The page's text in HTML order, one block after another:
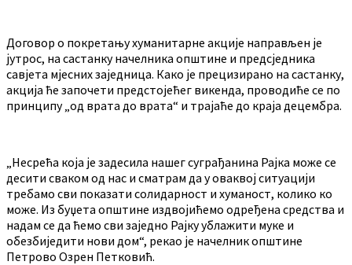
Договор о покретању хуманитарне акције направљен је
јутрос, на састанку начелника општине и предсједника
савјета мјесних заједница. Како је прецизирано на састанку,
акција ће започети предстојећег викенда, проводиће се по
принципу „од врата до врата“ и трајаће до краја децембра.
„Несрећа која је задесила нашег суграђанина Рајка може се
десити сваком од нас и сматрам да у оваквој ситуацији
требамо сви показати солидарност и хуманост, колико ко
може. Из буџета општине издвојићемо одређена средства и
надам се да ћемо сви заједно Рајку ублажити муке и
обезбиједити нови дом“, рекао је начелник општине
Петрово Озрен Петковић.